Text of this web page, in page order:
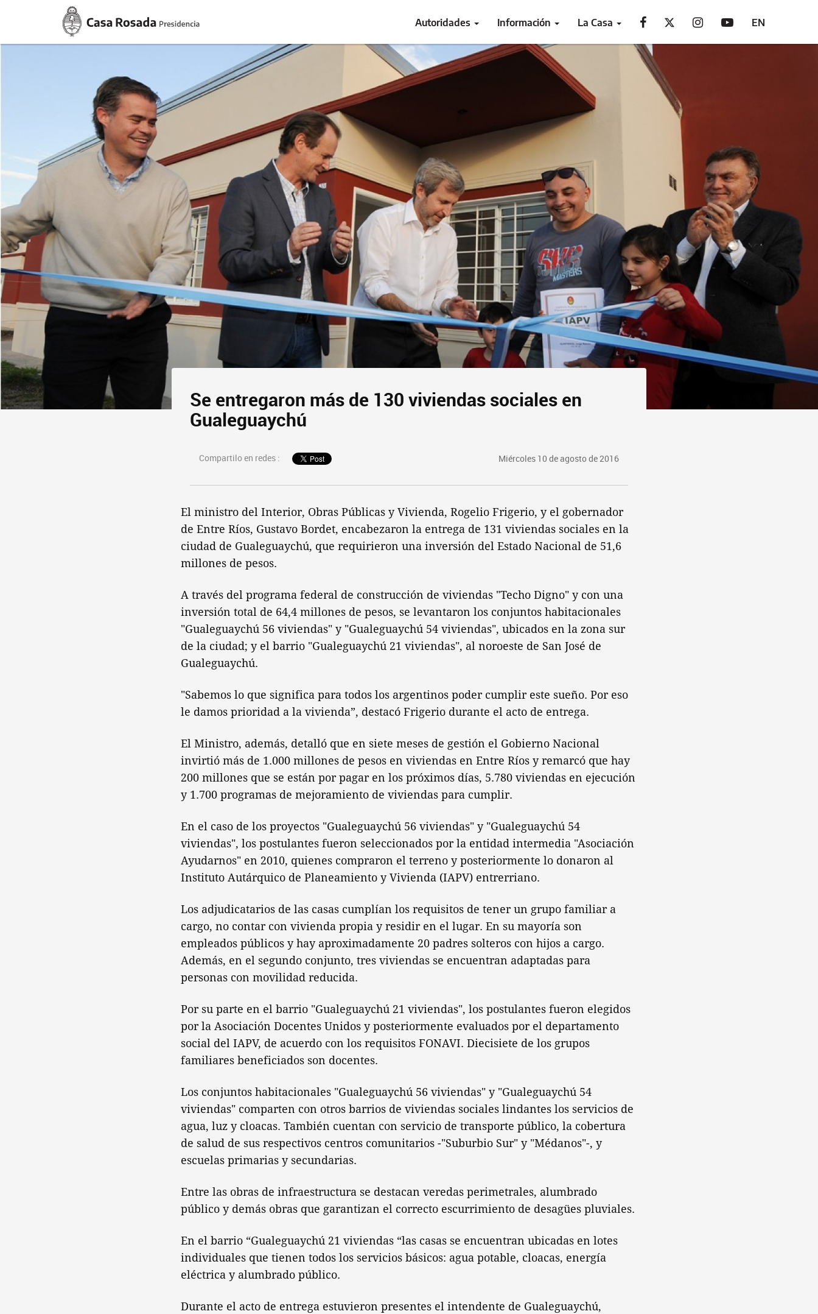
Casa
Rosada
Presidencia
de
Autoridades Información La Casa EN
Se entregaron más de 130 viviendas sociales en
Gualeguaychú
Compartilo en redes : Miércoles 10 de agosto de 2016
El ministro del Interior, Obras Públicas y Vivienda, Rogelio Frigerio, y el gobernador
de Entre Ríos, Gustavo Bordet, encabezaron la entrega de 131 viviendas sociales en la
ciudad de Gualeguaychú, que requirieron una inversión del Estado Nacional de 51,6
millones de pesos.
A través del programa federal de construcción de viviendas "Techo Digno" y con una
inversión total de 64,4 millones de pesos, se levantaron los conjuntos habitacionales
"Gualeguaychú 56 viviendas" y "Gualeguaychú 54 viviendas", ubicados en la zona sur
de la ciudad; y el barrio "Gualeguaychú 21 viviendas", al noroeste de San José de
Gualeguaychú.
"Sabemos lo que significa para todos los argentinos poder cumplir este sueño. Por eso
le damos prioridad a la vivienda”, destacó Frigerio durante el acto de entrega.
El Ministro, además, detalló que en siete meses de gestión el Gobierno Nacional
invirtió más de 1.000 millones de pesos en viviendas en Entre Ríos y remarcó que hay
200 millones que se están por pagar en los próximos días, 5.780 viviendas en ejecución
y 1.700 programas de mejoramiento de viviendas para cumplir.
En el caso de los proyectos "Gualeguaychú 56 viviendas" y "Gualeguaychú 54
viviendas", los postulantes fueron seleccionados por la entidad intermedia "Asociación
Ayudarnos" en 2010, quienes compraron el terreno y posteriormente lo donaron al
Instituto Autárquico de Planeamiento y Vivienda (IAPV) entrerriano.
Los adjudicatarios de las casas cumplían los requisitos de tener un grupo familiar a
cargo, no contar con vivienda propia y residir en el lugar. En su mayoría son
empleados públicos y hay aproximadamente 20 padres solteros con hijos a cargo.
Además, en el segundo conjunto, tres viviendas se encuentran adaptadas para
personas con movilidad reducida.
Por su parte en el barrio "Gualeguaychú 21 viviendas", los postulantes fueron elegidos
por la Asociación Docentes Unidos y posteriormente evaluados por el departamento
social del IAPV, de acuerdo con los requisitos FONAVI. Diecisiete de los grupos
familiares beneficiados son docentes.
Los conjuntos habitacionales "Gualeguaychú 56 viviendas" y "Gualeguaychú 54
viviendas" comparten con otros barrios de viviendas sociales lindantes los servicios de
agua, luz y cloacas. También cuentan con servicio de transporte público, la cobertura
de salud de sus respectivos centros comunitarios -"Suburbio Sur" y "Médanos"-, y
escuelas primarias y secundarias.
Entre las obras de infraestructura se destacan veredas perimetrales, alumbrado
público y demás obras que garantizan el correcto escurrimiento de desagües pluviales.
En el barrio “Gualeguaychú 21 viviendas “las casas se encuentran ubicadas en lotes
individuales que tienen todos los servicios básicos: agua potable, cloacas, energía
eléctrica y alumbrado público.
Durante el acto de entrega estuvieron presentes el intendente de Gualeguaychú,